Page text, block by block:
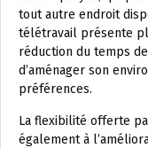
tout autre endroit
télétravail présente
réduction du temps
d’aménager son
préférences.
La flexibilité offerte
également à